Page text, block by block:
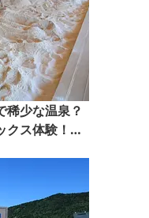
きりこみが全プラ
稀少な温泉？
ス体験！